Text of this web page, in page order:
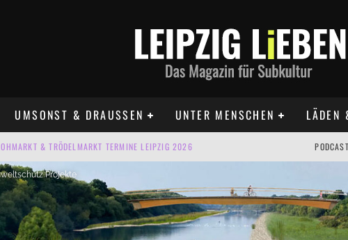
UMSONST & DRAUSSEN UNTER MENSCHEN LÄDEN
& TRÖDELMARKT TERMINE LEIPZIG 2026
FLOHMARKT LEIPZIG AUF DER AGRA | 09.08.2026
FLOHMARKT LEIPZIG | 09.08.2026
| 22.08.2026
Projekte